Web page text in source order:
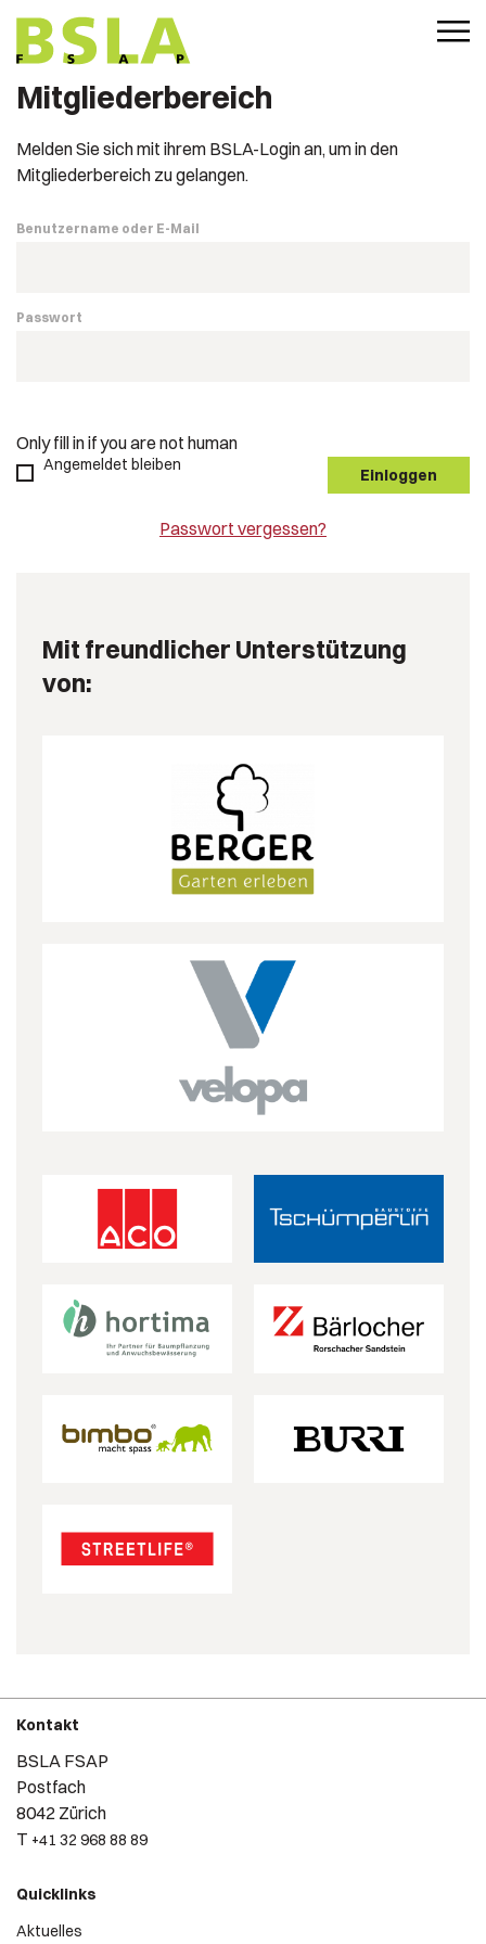
Mitgliederbereich
Melden Sie sich mit ihrem BSLA-Login an, um in den
Mitgliederbereich zu gelangen.
Benutzername oder E-Mail
Passwort
Only fill in if you are not human
Angemeldet bleiben
Passwort vergessen?
Mit freundlicher Unterstützung
von:
Kontakt
BSLA FSAP
Postfach
8042 Zürich
T +41 32 968 88 89
Quicklinks
Aktuelles